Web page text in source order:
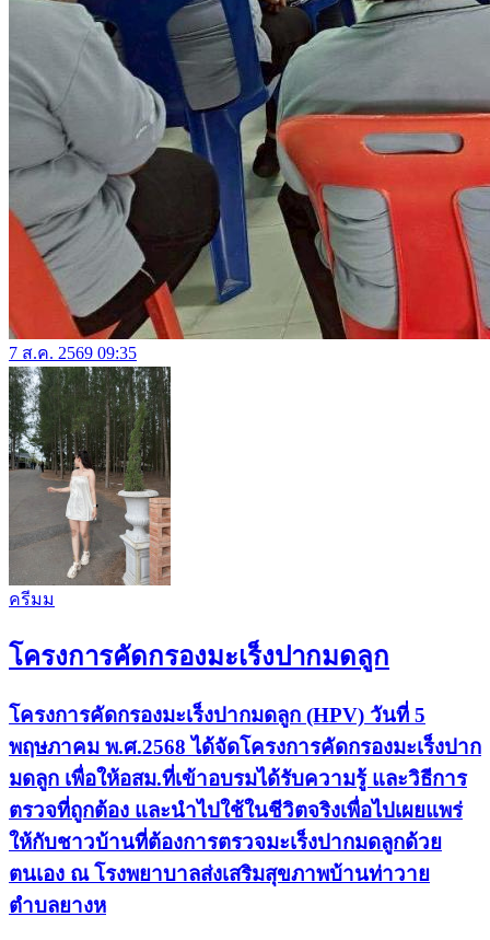
7 ส.ค. 2569 09:35
ครีมม
โครงการคัดกรองมะเร็งปากมดลูก
โครงการคัดกรองมะเร็งปากมดลูก (HPV) วันที่ 5
พฤษภาคม พ.ศ.2568 ได้จัดโครงการคัดกรองมะเร็งปาก
มดลูก เพื่อให้อสม.ที่เข้าอบรมได้รับความรู้ และวิธีการ
ตรวจที่ถูกต้อง และนำไปใช้ในชีวิตจริงเพื่อไปเผยแพร่
ให้กับชาวบ้านที่ต้องการตรวจมะเร็งปากมดลูกด้วย
ตนเอง ณ โรงพยาบาลส่งเสริมสุขภาพบ้านท่าวาย
ตำบลยางห